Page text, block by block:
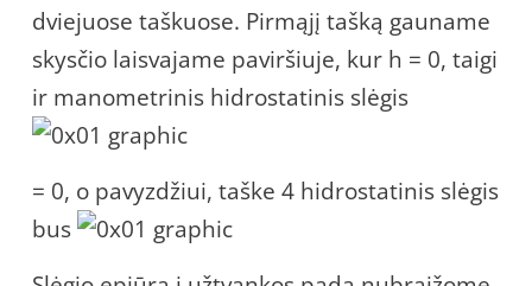
dviejuose taškuose. Pirmąjį tašką gauname
skysčio laisvajame paviršiuje, kur h = 0, taigi
ir manometrinis hidrostatinis slėgis
= 0, o pavyzdžiui, taške 4 hidrostatinis slėgis
bus